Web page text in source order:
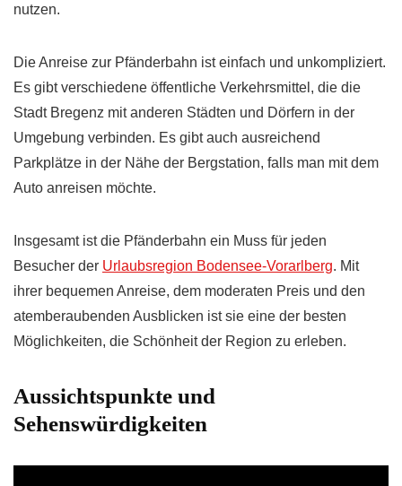
nutzen.
Die Anreise zur Pfänderbahn ist einfach und unkompliziert.
Es gibt verschiedene öffentliche Verkehrsmittel, die die
Stadt Bregenz mit anderen Städten und Dörfern in der
Umgebung verbinden. Es gibt auch ausreichend
Parkplätze in der Nähe der Bergstation, falls man mit dem
Auto anreisen möchte.
Insgesamt ist die Pfänderbahn ein Muss für jeden
Besucher der Urlaubsregion Bodensee-Vorarlberg. Mit
ihrer bequemen Anreise, dem moderaten Preis und den
atemberaubenden Ausblicken ist sie eine der besten
Möglichkeiten, die Schönheit der Region zu erleben.
Aussichtspunkte und
Sehenswürdigkeiten